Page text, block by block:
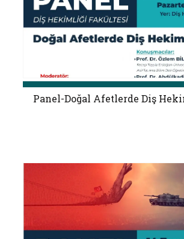
Panel-Doğal Afetlerde Diş